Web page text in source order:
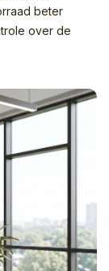
beter
over de